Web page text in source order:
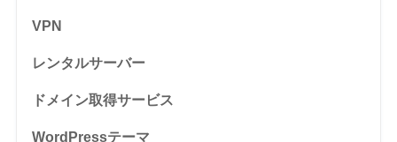
VPN
レンタルサーバー
ドメイン取得サービス
WordPressテーマ